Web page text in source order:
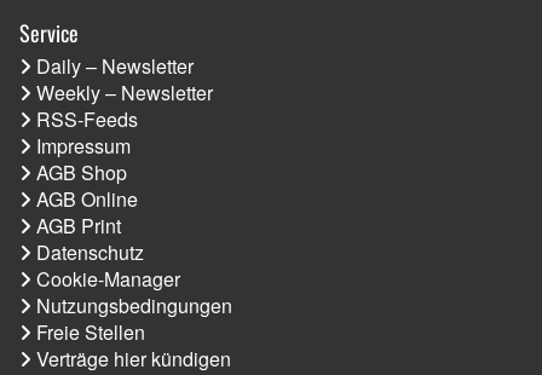
Service
Daily – Newsletter
Weekly – Newsletter
RSS-Feeds
Impressum
AGB Shop
AGB Online
AGB Print
Datenschutz
Cookie-Manager
Nutzungsbedingungen
Freie Stellen
Verträge hier kündigen